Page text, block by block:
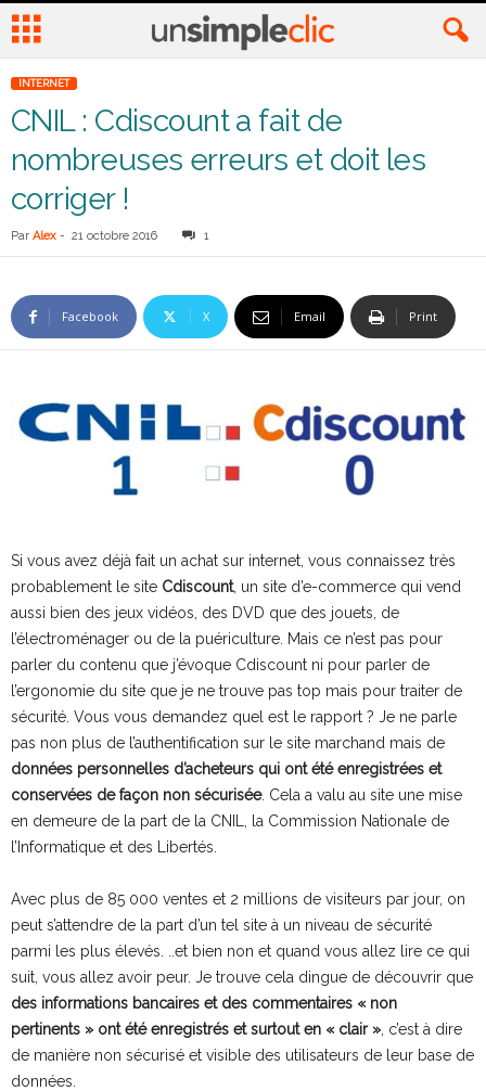
INTERNET
CNIL : Cdiscount a fait de
nombreuses erreurs et doit les
corriger !
Par Alex - 21 octobre 2016 1
Facebook X Email Print
Si vous avez déjà fait un achat sur internet, vous connaissez très
probablement le site Cdiscount, un site d’e-commerce qui vend
aussi bien des jeux vidéos, des DVD que des jouets, de
l’électroménager ou de la puériculture. Mais ce n’est pas pour
parler du contenu que j’évoque Cdiscount ni pour parler de
l’ergonomie du site que je ne trouve pas top mais pour traiter de
sécurité. Vous vous demandez quel est le rapport ? Je ne parle
pas non plus de l’authentification sur le site marchand mais de
données personnelles d’acheteurs qui ont été enregistrées et
conservées de façon non sécurisée. Cela a valu au site une mise
en demeure de la part de la CNIL, la Commission Nationale de
l’Informatique et des Libertés.
Avec plus de 85 000 ventes et 2 millions de visiteurs par jour, on
peut s’attendre de la part d’un tel site à un niveau de sécurité
parmi les plus élevés. ..et bien non et quand vous allez lire ce qui
suit, vous allez avoir peur. Je trouve cela dingue de découvrir que
des informations bancaires et des commentaires « non
pertinents » ont été enregistrés et surtout en « clair » , c’est à dire
de manière non sécurisé et visible des utilisateurs de leur base de
données.